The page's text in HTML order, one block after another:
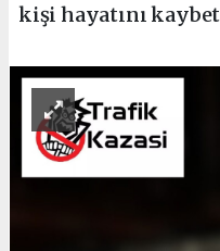
kişi hayatını